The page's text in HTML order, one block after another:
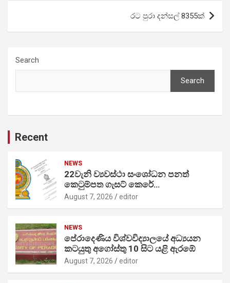
රට පුරා දන්සල් 8355ක්
Search
Search
Recent
NEWS
22වැනි ව්‍යවස්ථා සංශෝධන පනත්
කෙටුම්පත ගැසට් කෙරේ…
August 7, 2026 editor
NEWS
පේරාදෙණිය විශ්වවිද්‍යාලයේ අධ්‍යයන
කටයුතු අගෝස්තු 10 සිට යළි ඇරඹේ
August 7, 2026 editor